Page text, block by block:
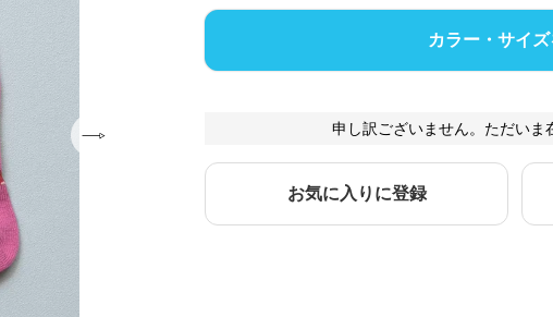
カラー・サイ
申し訳ございません。ただいま
お気に入りに登録